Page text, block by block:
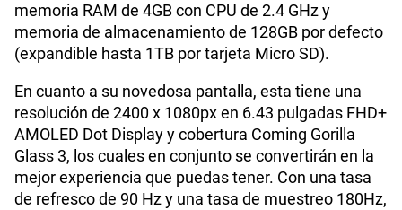
memoria RAM de 4GB con CPU de 2.4 GHz y
memoria de almacenamiento de 128GB por defecto
(expandible hasta 1TB por tarjeta Micro SD).
En cuanto a su novedosa pantalla, esta tiene una
resolución de 2400 x 1080px en 6.43 pulgadas FHD+
AMOLED Dot Display y cobertura Coming Gorilla
Glass 3, los cuales en conjunto se convertirán en la
mejor experiencia que puedas tener. Con una tasa
de refresco de 90 Hz y una tasa de muestreo 180Hz,